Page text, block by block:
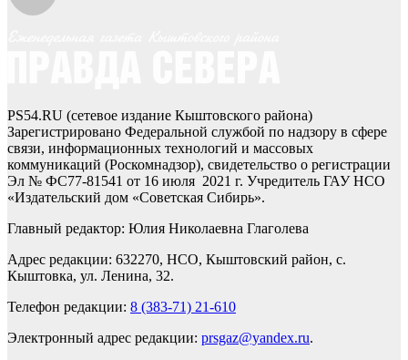
PS54.RU (сетевое издание Кыштовского района)
Зарегистрировано Федеральной службой по надзору в сфере
связи, информационных технологий и массовых
коммуникаций (Роскомнадзор), свидетельство о регистрации
Эл № ФС77-81541 от 16 июля 2021 г. Учредитель ГАУ НСО
«Издательский дом «Советская Сибирь».
Главный редактор: Юлия Николаевна Глаголева
Адрес редакции: 632270, НСО, Кыштовский район, с.
Кыштовка, ул. Ленина, 32.
Телефон редакции: 8 (383-71) 21-610
Электронный адрес редакции: prsgaz@yandex.ru.